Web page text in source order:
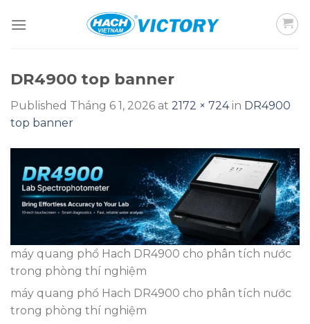
DR4900 top banner
Published Tháng 6 1, 2026 at 2172 × 724in DR4900
top banner
máy quang phổ Hach DR4900 cho phân tích nước
trong phòng thí nghiệm
máy quang phổ Hach DR4900 cho phân tích nước
trong phòng thí nghiệm